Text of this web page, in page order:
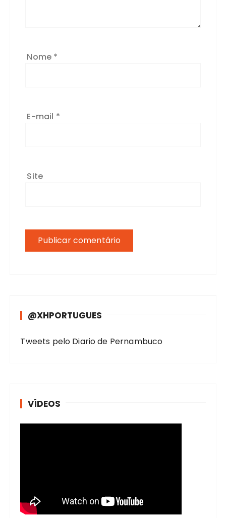
Nome *
E-mail *
Site
@XHPORTUGUES
Tweets pelo Diario de Pernambuco
VÍDEOS